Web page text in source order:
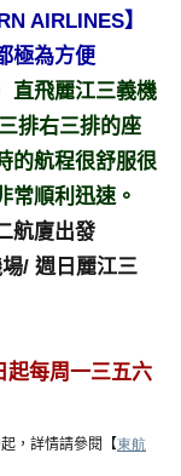
AIRLINES】
極為方便
直飛麗江三義機
排右三排的座
的航程很舒服很
常順利迅速。
航廈出發
/ 週日麗江三
起每周一三五六
起，詳情請參閱【東航